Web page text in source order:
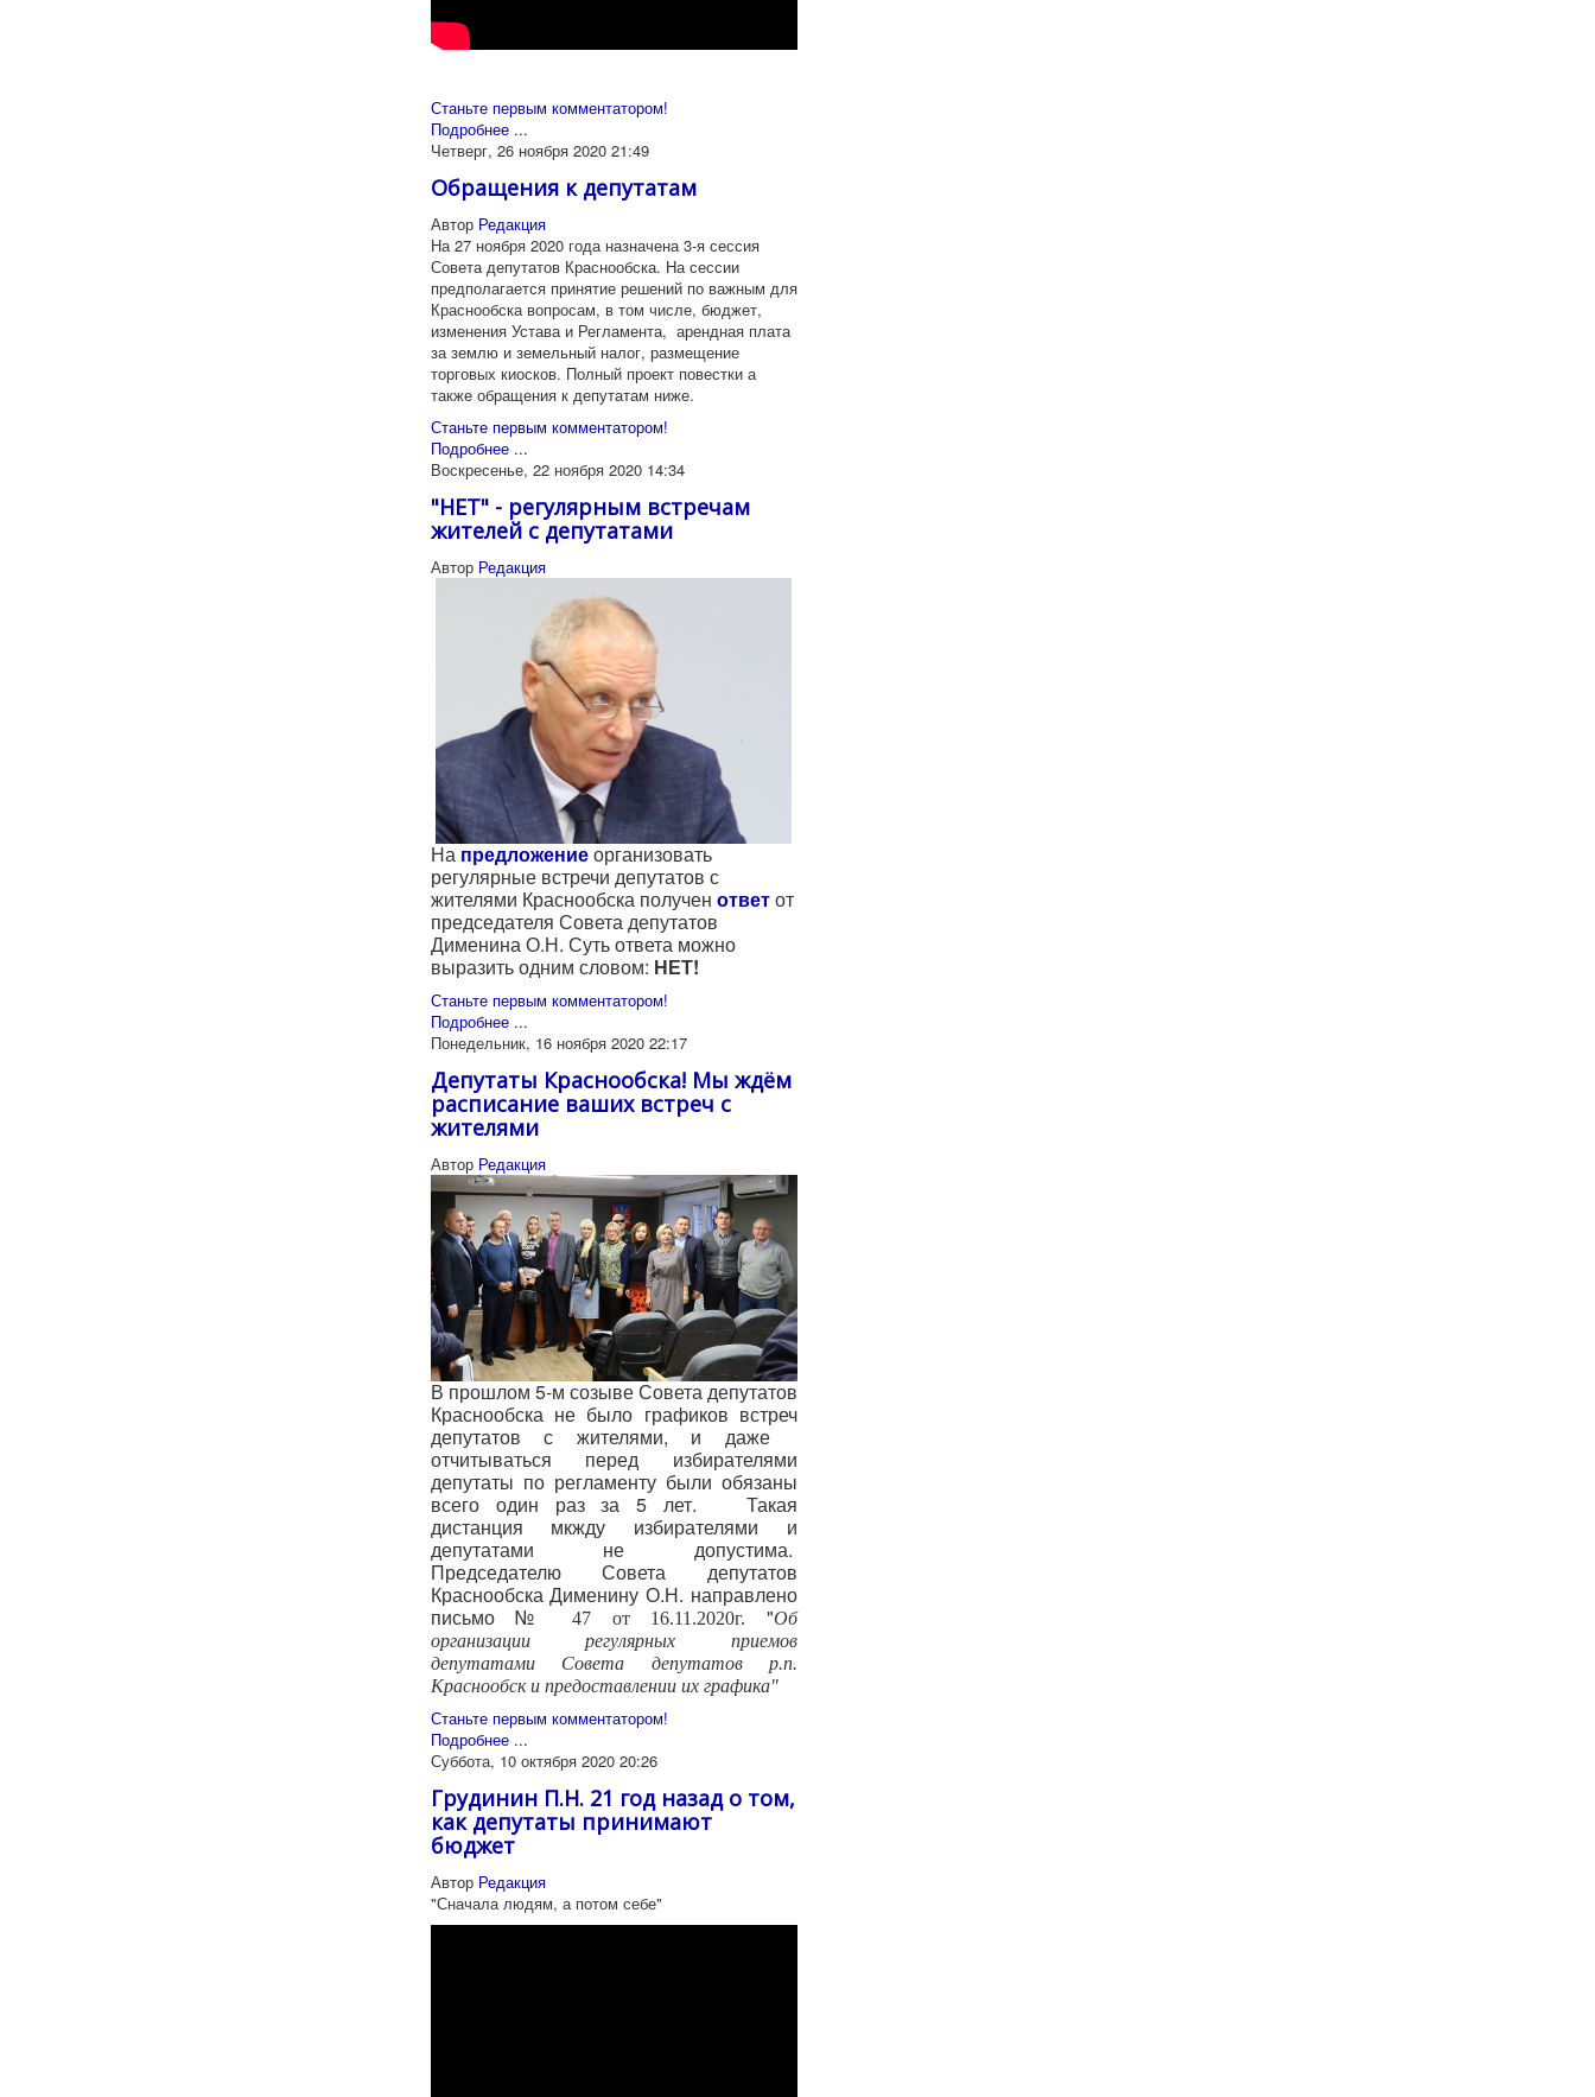
Станьте первым комментатором!
Подробнее ...
Четверг, 26 ноября 2020 21:49
Обращения к депутатам
Автор Редакция
На 27 ноября 2020 года назначена 3-я сессия
Совета депутатов Краснообска. На сессии
предполагается принятие решений по важным для
Краснообска вопросам, в том числе, бюджет,
изменения Устава и Регламента, арендная плата
за землю и земельный налог, размещение
торговых киосков. Полный проект повестки а
также обращения к депутатам ниже.
Станьте первым комментатором!
Подробнее ...
Воскресенье, 22 ноября 2020 14:34
"НЕТ" - регулярным встречам
жителей с депутатами
Автор Редакция
На предложениеорганизовать
регулярные встречи депутатов с
жителями Краснообска получен ответот
председателя Совета депутатов
Дименина О.Н. Суть ответа можно
выразить одним словом: НЕТ!
Станьте первым комментатором!
Подробнее ...
Понедельник, 16 ноября 2020 22:17
Депутаты Краснообска! Мы ждём
расписание ваших встреч с
жителями
Автор Редакция
В прошлом 5-м созыве Совета депутатов
Краснообска не было графиков встреч
депутатов с жителями, и даже
отчитываться перед избирателями
депутаты по регламенту были обязаны
всего один раз за 5 лет. Такая
дистанция мкжду избирателями и
депутатами не допустима.
Председателю Совета депутатов
Краснообска Дименину О.Н. направлено
письмо №
47 от 16.11.2020г. "Об
организации регулярных приемов
депутатами Совета депутатов р.п.
Краснообск и предоставлении их графика"
Станьте первым комментатором!
Подробнее ...
Суббота, 10 октября 2020 20:26
Грудинин П.Н. 21 год назад о том,
как депутаты принимают
бюджет
Автор Редакция
"Сначала людям, а потом себе"